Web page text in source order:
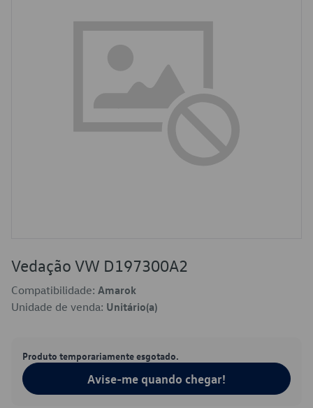
Vedação VW D197300A2
Compatibilidade: Amarok
Unidade de venda: Unitário(a)
Produto temporariamente esgotado.
Avise-me quando chegar!